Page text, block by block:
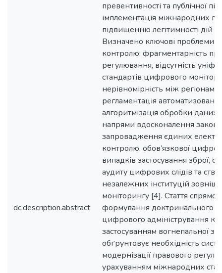
dc.description.abstract
превентивності та публічної
імплементація міжнародних
підвищенню легітимності дій
Визначено ключові проблеми
контролю: фрагментарність
регулювання, відсутність
стандартів цифрового
нерівномірність між
регламентація
алгоритмізація обробки
напрями вдосконалення
запровадження єдиних
контролю, обов’язкової
випадків застосування зброї,
аудиту цифрових слідів та
незалежних інституцій
моніторингу [4]. Стаття
формування доктринального
цифрового адміністрування
застосуванням вогнепальної
обґрунтовує необхідність
модернізації правового
урахуванням міжнародних